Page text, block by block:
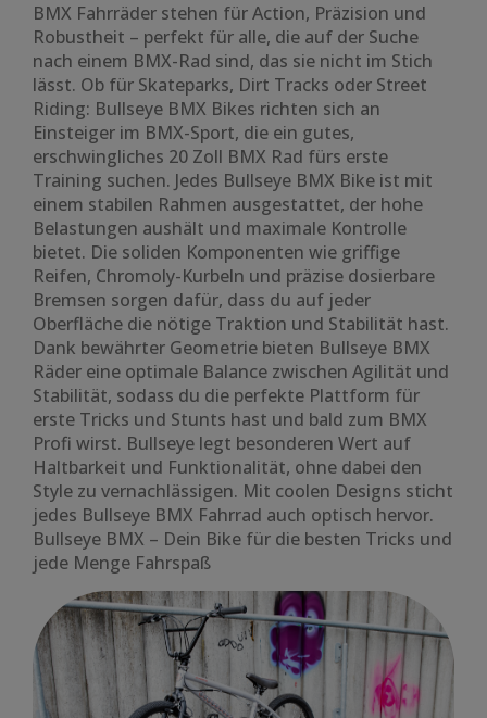
BMX Fahrräder stehen für Action, Präzision und
Robustheit – perfekt für alle, die auf der Suche
nach einem BMX-Rad sind, das sie nicht im Stich
lässt. Ob für Skateparks, Dirt Tracks oder Street
Riding: Bullseye BMX Bikes richten sich an
Einsteiger im BMX-Sport, die ein gutes,
erschwingliches 20 Zoll BMX Rad fürs erste
Training suchen. Jedes Bullseye BMX Bike ist mit
einem stabilen Rahmen ausgestattet, der hohe
Belastungen aushält und maximale Kontrolle
bietet. Die soliden Komponenten wie griffige
Reifen, Chromoly-Kurbeln und präzise dosierbare
Bremsen sorgen dafür, dass du auf jeder
Oberfläche die nötige Traktion und Stabilität hast.
Dank bewährter Geometrie bieten Bullseye BMX
Räder eine optimale Balance zwischen Agilität und
Stabilität, sodass du die perfekte Plattform für
erste Tricks und Stunts hast und bald zum BMX
Profi wirst. Bullseye legt besonderen Wert auf
Haltbarkeit und Funktionalität, ohne dabei den
Style zu vernachlässigen. Mit coolen Designs sticht
jedes Bullseye BMX Fahrrad auch optisch hervor.
Bullseye BMX – Dein Bike für die besten Tricks und
jede Menge Fahrspaß